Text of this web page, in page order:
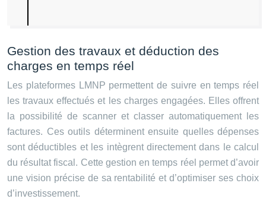
Gestion des travaux et déduction des
charges en temps réel
Les plateformes LMNP permettent de suivre en temps réel
les travaux effectués et les charges engagées. Elles offrent
la possibilité de scanner et classer automatiquement les
factures. Ces outils déterminent ensuite quelles dépenses
sont déductibles et les intègrent directement dans le calcul
du résultat fiscal. Cette gestion en temps réel permet d’avoir
une vision précise de sa rentabilité et d’optimiser ses choix
d’investissement.